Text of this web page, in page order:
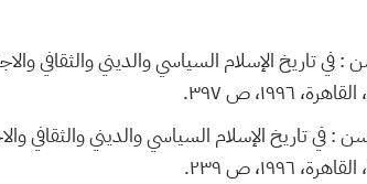
تاريخ الإسلام السياسي والديني والثقافي
١٩٩٦، ص ٣٩٧.
تاريخ الإسلام السياسي والديني والثقافي
١٩٩٦، ص ٢٣٩.